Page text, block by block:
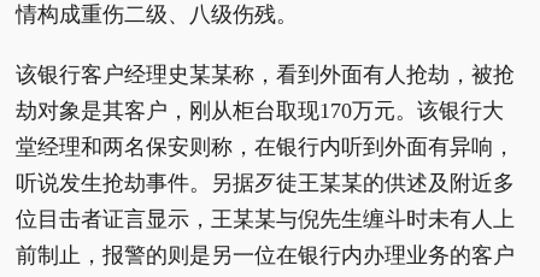
情构成重伤二级、八级伤残。
该银行客户经理史某某称，看到外面有人抢劫，被抢
劫对象是其客户，刚从柜台取现170万元。该银行大
堂经理和两名保安则称，在银行内听到外面有异响，
听说发生抢劫事件。另据歹徒王某某的供述及附近多
位目击者证言显示，王某某与倪先生缠斗时未有人上
前制止，报警的则是另一位在银行内办理业务的客户